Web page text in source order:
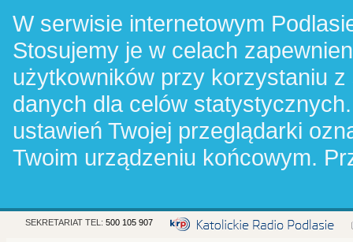
W serwisie internetowym
Stosujemy je w celach
użytkowników przy korzystaniu
danych dla celów
ustawień Twojej przeglądarki
Twoim urządzeniu końcowym.
SEKRETARIAT TEL: 500 105 907